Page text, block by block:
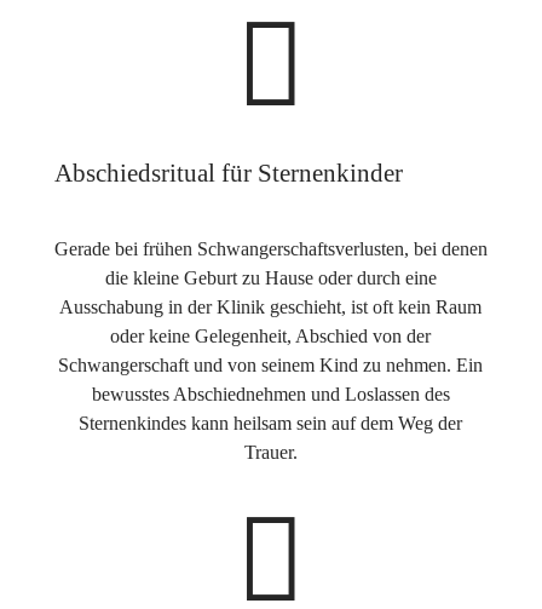

Abschiedsritual für Sternenkinder
Gerade bei frühen Schwangerschaftsverlusten, bei denen
die kleine Geburt zu Hause oder durch eine
Ausschabung in der Klinik geschieht, ist oft kein Raum
oder keine Gelegenheit, Abschied von der
Schwangerschaft und von seinem Kind zu nehmen. Ein
bewusstes Abschiednehmen und Loslassen des
Sternenkindes kann heilsam sein auf dem Weg der
Trauer.
